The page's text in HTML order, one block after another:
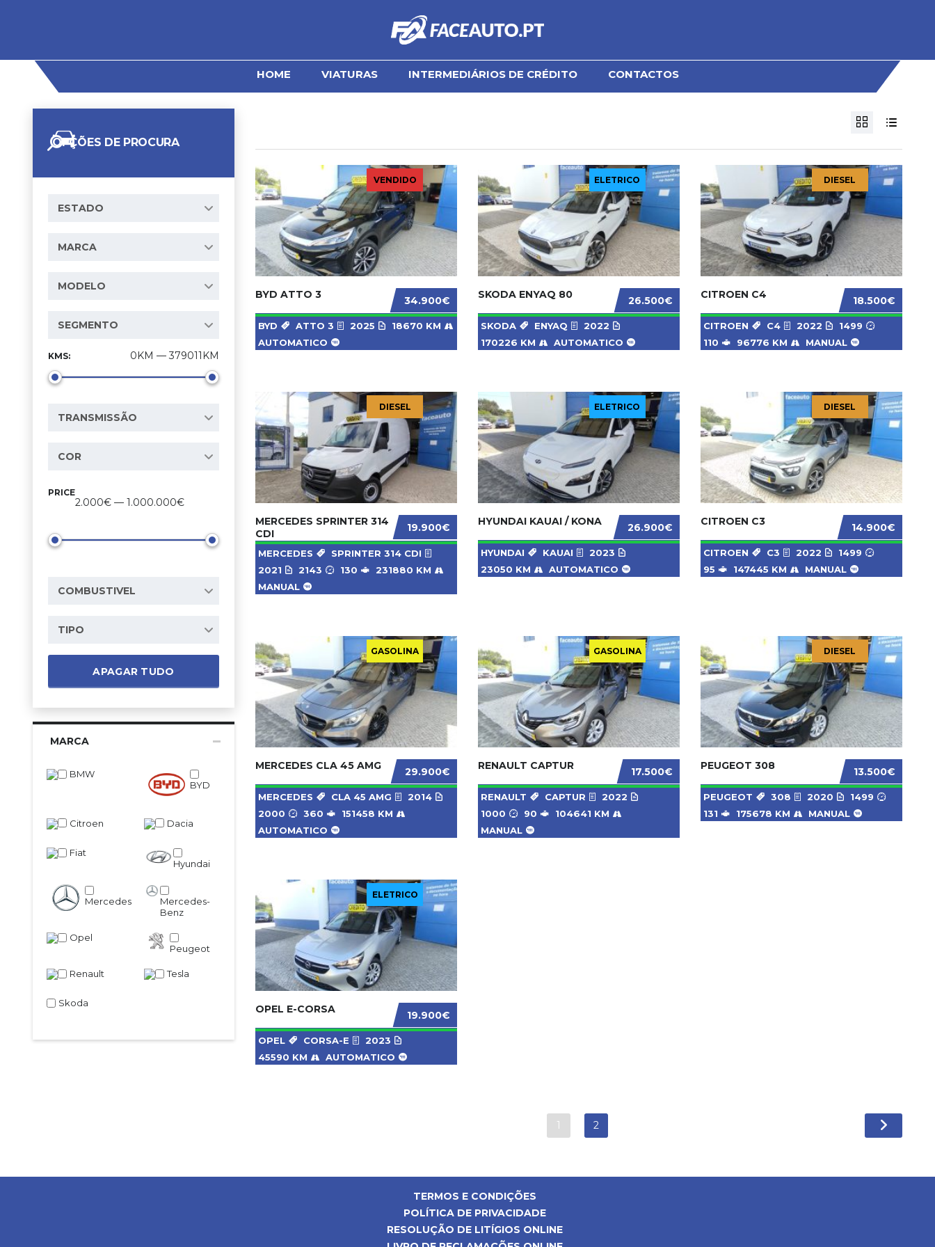
HOME VIATURAS INTERMEDIÁRIOS DE CRÉDITO CONTACTOS
OPÇÕES DE PROCURA
ESTADO
MARCA
MODELO
SEGMENTO
KMS: 0KM — 379011KM
TRANSMISSÃO
COR
PRICE
2.000€ — 1.000.000€
COMBUSTIVEL
TIPO
APAGAR TUDO
MARCA
BMW
BYD
Citroen Dacia
Fiat
Hyundai
Mercedes
Mercedes-
Benz
Opel
Peugeot
Renault Tesla
Skoda
VENDIDO
34.900€
BYD ATTO 3
BYD ATTO 3 2025
18670 KM
AUTOMATICO
ELETRICO
26.500€
SKODA ENYAQ 80
SKODA ENYAQ
2022
170226 KM
AUTOMATICO
DIESEL
18.500€
CITROEN C4
CITROEN C4 2022
1499
110
96776 KM MANUAL
DIESEL
19.900€
MERCEDES SPRINTER 314
CDI
MERCEDES
SPRINTER 314 CDI
2021
2143 130
231880 KM
MANUAL
ELETRICO
26.900€
HYUNDAI KAUAI / KONA
HYUNDAI KAUAI
2023
23050 KM
AUTOMATICO
DIESEL
14.900€
CITROEN C3
CITROEN C3 2022
1499
95
147445 KM MANUAL
GASOLINA
29.900€
MERCEDES CLA 45 AMG
MERCEDES CLA 45 AMG
2014
2000
360
151458 KM
AUTOMATICO
GASOLINA
17.500€
RENAULT CAPTUR
RENAULT CAPTUR
2022
1000
90
104641 KM
MANUAL
DIESEL
13.500€
PEUGEOT 308
PEUGEOT 308 2020
1499
131
175678 KM MANUAL
ELETRICO
19.900€
OPEL E-CORSA
OPEL CORSA-E
2023
45590 KM
AUTOMATICO
1 2
TERMOS E CONDIÇÕES
POLÍTICA DE PRIVACIDADE
RESOLUÇÃO DE LITÍGIOS ONLINE